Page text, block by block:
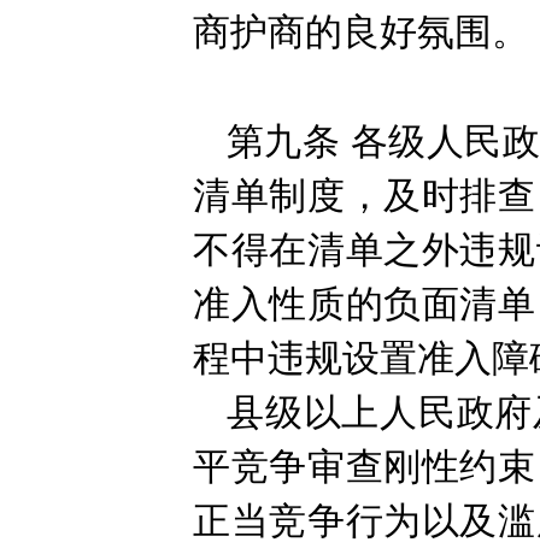
商护商的良好氛围。
第九条 各级人民
清单制度，及时排
不得在清单之外违
准入性质的负面清
程中违规设置准入障
县级以上人民政
平竞争审查刚性约
正当竞争行为以及